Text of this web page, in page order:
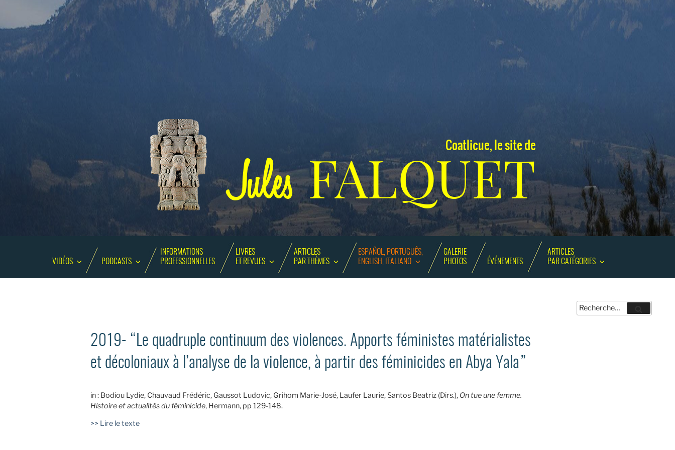
Coatlicue, le site de
JulesFALQUET
VIDÉOS PODCASTS
INFORMATIONS
PROFESSIONNELLES
LIVRES
ET REVUES
ARTICLES
PAR THÈMES
ESPAÑOL, PORTUGUÊS,
ENGLISH, ITALIANO
GALERIE
PHOTOS
ÉVÉNEMENTS
ARTICLES
PAR CATÉGORIES
Recherche
pour
Recherche
2019- “Le quadruple continuum des violences. Apports féministes matérialistes
et décoloniaux à l’analyse de la violence, à partir des féminicides en Abya Yala”
in : Bodiou Lydie, Chauvaud Frédéric, Gaussot Ludovic, Grihom Marie-José, Laufer Laurie, Santos Beatriz (Dirs.), On tue une femme.
Histoire et actualités du féminicide, Hermann, pp 129-148.
>> Lire le texte